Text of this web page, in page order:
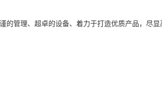
管理、超卓的设备、着力于打造优质产品，尽